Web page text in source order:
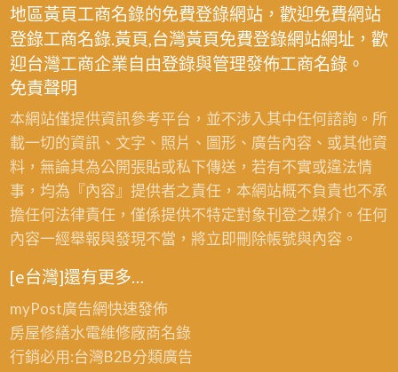
地區黃頁工商名錄的免費登錄網站，歡迎免費網站
登錄工商名錄.黃頁,台灣黃頁免費登錄網站網址，歡
迎台灣工商企業自由登錄與管理發佈工商名錄。
免責聲明
本網站僅提供資訊參考平台，並不涉入其中任何諮詢。所
載一切的資訊、文字、照片、圖形、廣告內容、或其他資
料，無論其為公開張貼或私下傳送，若有不實或違法情
事，均為『內容』提供者之責任，本網站概不負責也不承
擔任何法律責任，僅係提供不特定對象刊登之媒介。任何
內容一經舉報與發現不當，將立即刪除帳號與內容。
[e台灣]還有更多…
myPost廣告網快速發佈
房屋修繕水電維修廠商名錄
行銷必用:台灣B2B分類廣告